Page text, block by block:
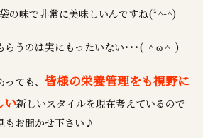
の味で非常に美味しいんですね(*^-^)
らうのは実にもったいない･･･( ＾ω＾ )
ても、 皆様の栄養管理をも視野に
い新しいスタイルを現在考えているので
もお聞かせ下さい♪